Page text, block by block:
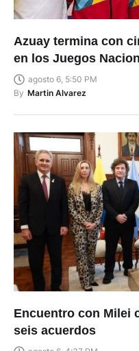
Azuay termina con
en los Juegos
agosto 6, 5:50 PM
By Martin Alvarez
Encuentro con Milei
seis acuerdos